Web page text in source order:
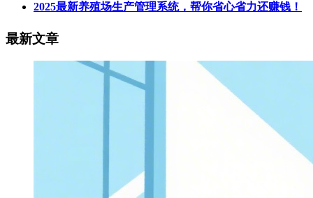
2025最新养殖场生产管理系统，帮你省心省力还赚钱！
最新文章